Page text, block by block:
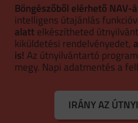
Böngészőből elérhető
intelligens útajánlás
alattelkészítheted
kiküldetési rendelvényedet,
is! Az útnyilvántartó
megy. Napi adatmentés a
IRÁNY AZ